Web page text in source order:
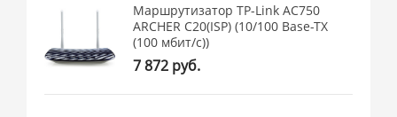
Маршрутизатор TP-Link AC750
ARCHER C20(ISP) (10/100 Base-TX
(100 мбит/с))
7 872 руб.